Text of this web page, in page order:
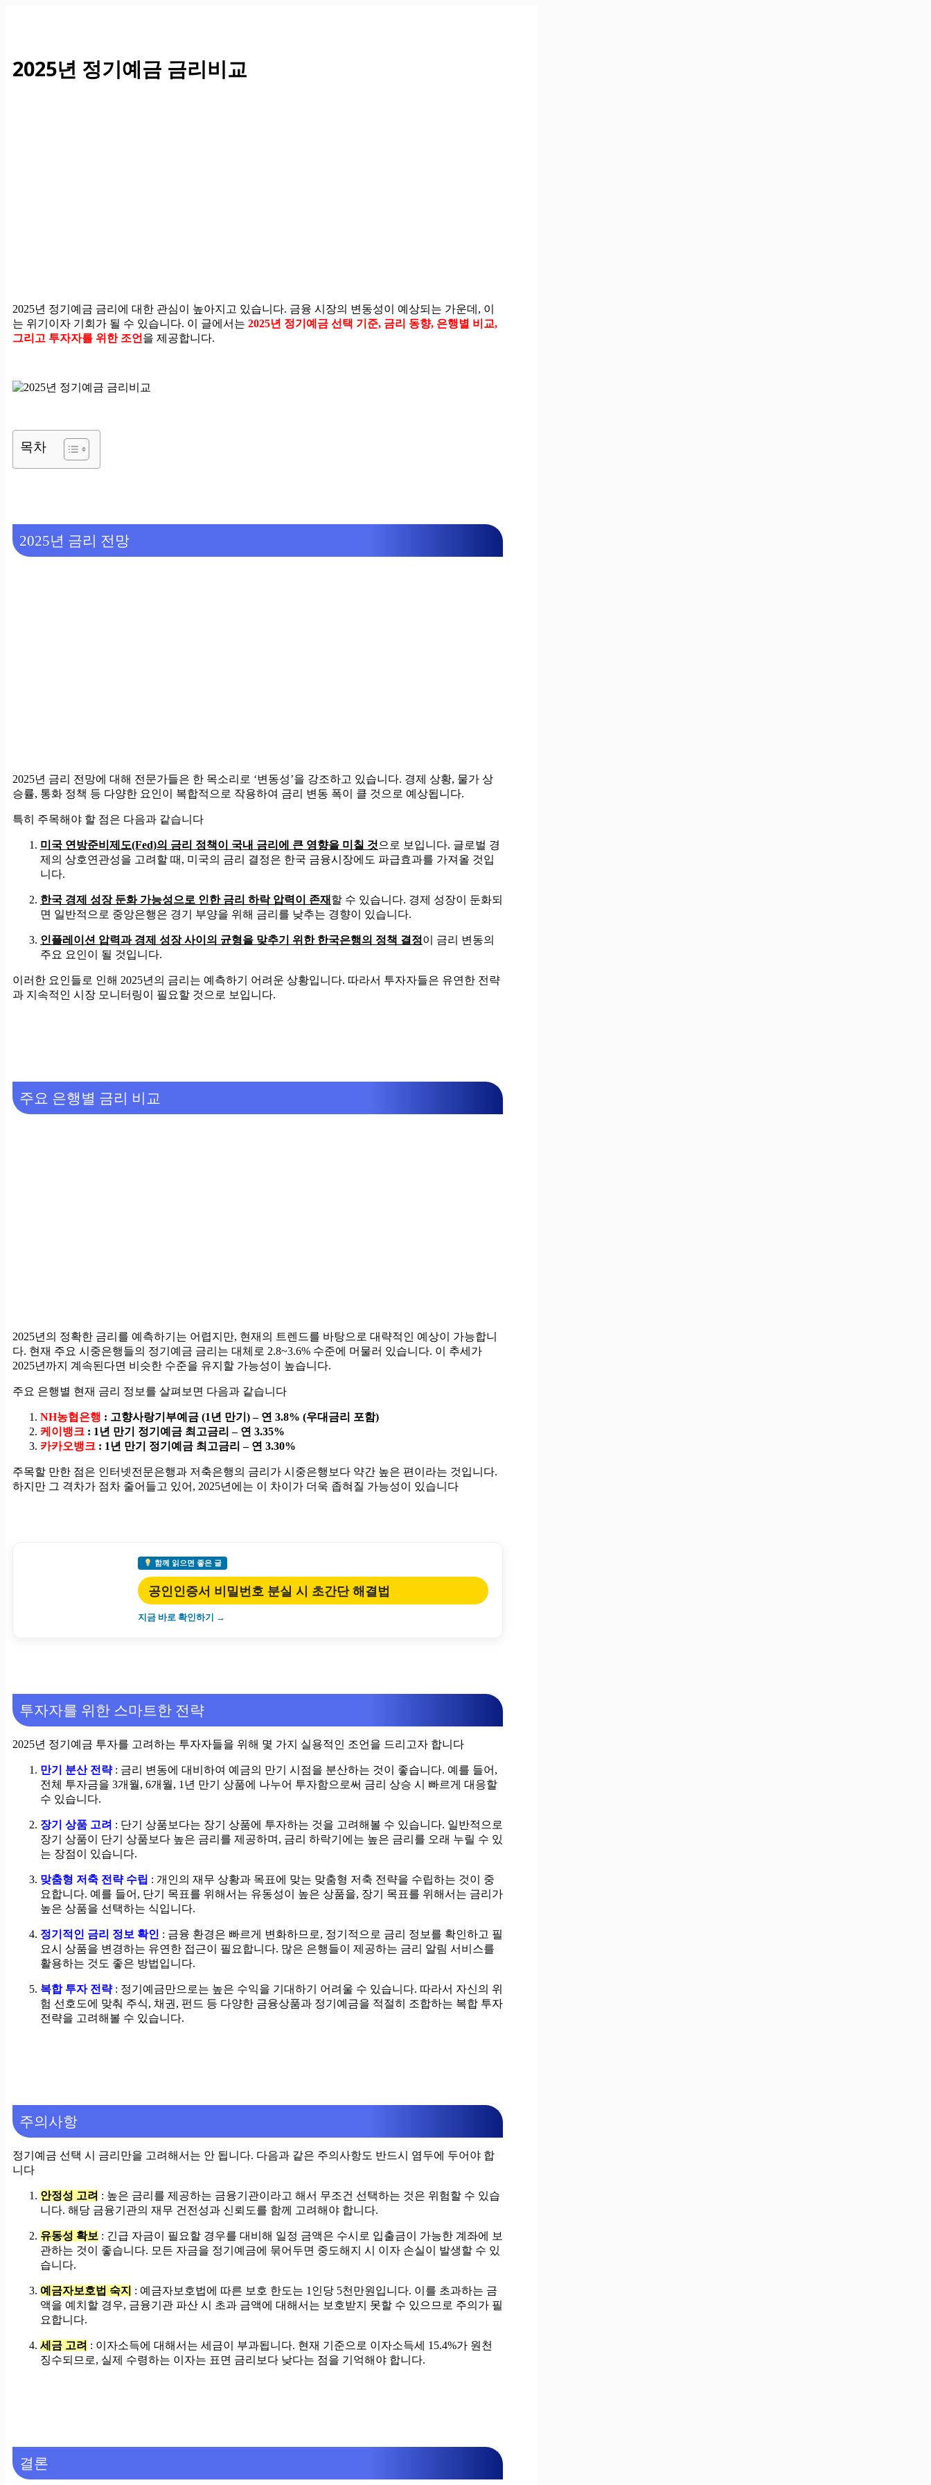
건2025년 정기예금 금리비교
2025년 정기예금 금리에 대한 관심이 높아지고 있습니다. 금융 시장의 변동성이 예상되는 가운데, 이
는 위기이자 기회가 될 수 있습니다. 이 글에서는 2025년 정기예금 선택 기준, 금리 동향, 은행별 비교,
그리고 투자자를 위한 조언 을 제공합니다.
목차
2025년 금리 전망
2025년 금리 전망에 대해 전문가들은 한 목소리로 ‘변동성’을 강조하고 있습니다. 경제 상황, 물가 상
승률, 통화 정책 등 다양한 요인이 복합적으로 작용하여 금리 변동 폭이 클 것으로 예상됩니다.
특히 주목해야 할 점은 다음과 같습니다
미국 연방준비제도(Fed)의 금리 정책이 국내 금리에 큰 영향을 미칠 것으로 보입니다. 글로벌 경
제의 상호연관성을 고려할 때, 미국의 금리 결정은 한국 금융시장에도 파급효과를 가져올 것입
니다.
한국 경제 성장 둔화 가능성으로 인한 금리 하락 압력이 존재 할 수 있습니다. 경제 성장이 둔화되
면 일반적으로 중앙은행은 경기 부양을 위해 금리를 낮추는 경향이 있습니다.
인플레이션 압력과 경제 성장 사이의 균형을 맞추기 위한 한국은행의 정책 결정이 금리 변동의
주요 요인이 될 것입니다.
이러한 요인들로 인해 2025년의 금리는 예측하기 어려운 상황입니다. 따라서 투자자들은 유연한 전략
과 지속적인 시장 모니터링이 필요할 것으로 보입니다.
주요 은행별 금리 비교
2025년의 정확한 금리를 예측하기는 어렵지만, 현재의 트렌드를 바탕으로 대략적인 예상이 가능합니
다. 현재 주요 시중은행들의 정기예금 금리는 대체로 2.8~3.6% 수준에 머물러 있습니다. 이 추세가
2025년까지 계속된다면 비슷한 수준을 유지할 가능성이 높습니다.
주요 은행별 현재 금리 정보를 살펴보면 다음과 같습니다
NH농협은행 : 고향사랑기부예금 (1년 만기) – 연 3.8% (우대금리 포함)
케이뱅크 : 1년 만기 정기예금 최고금리 – 연 3.35%
카카오뱅크 : 1년 만기 정기예금 최고금리 – 연 3.30%
주목할 만한 점은 인터넷전문은행과 저축은행의 금리가 시중은행보다 약간 높은 편이라는 것입니다.
하지만 그 격차가 점차 줄어들고 있어, 2025년에는 이 차이가 더욱 좁혀질 가능성이 있습니다
함께 읽으면 좋은 글
공인인증서 비밀번호 분실 시 초간단 해결법
지금 바로 확인하기 →
투자자를 위한 스마트한 전략
2025년 정기예금 투자를 고려하는 투자자들을 위해 몇 가지 실용적인 조언을 드리고자 합니다
만기 분산 전략: 금리 변동에 대비하여 예금의 만기 시점을 분산하는 것이 좋습니다. 예를 들어,
전체 투자금을 3개월, 6개월, 1년 만기 상품에 나누어 투자함으로써 금리 상승 시 빠르게 대응할
수 있습니다.
장기 상품 고려 : 단기 상품보다는 장기 상품에 투자하는 것을 고려해볼 수 있습니다. 일반적으로
장기 상품이 단기 상품보다 높은 금리를 제공하며, 금리 하락기에는 높은 금리를 오래 누릴 수 있
는 장점이 있습니다.
맞춤형 저축 전략 수립 : 개인의 재무 상황과 목표에 맞는 맞춤형 저축 전략을 수립하는 것이 중
요합니다. 예를 들어, 단기 목표를 위해서는 유동성이 높은 상품을, 장기 목표를 위해서는 금리가
높은 상품을 선택하는 식입니다.
정기적인 금리 정보 확인 : 금융 환경은 빠르게 변화하므로, 정기적으로 금리 정보를 확인하고 필
요시 상품을 변경하는 유연한 접근이 필요합니다. 많은 은행들이 제공하는 금리 알림 서비스를
활용하는 것도 좋은 방법입니다.
복합 투자 전략 : 정기예금만으로는 높은 수익을 기대하기 어려울 수 있습니다. 따라서 자신의 위
험 선호도에 맞춰 주식, 채권, 펀드 등 다양한 금융상품과 정기예금을 적절히 조합하는 복합 투자
전략을 고려해볼 수 있습니다.
주의사항
정기예금 선택 시 금리만을 고려해서는 안 됩니다. 다음과 같은 주의사항도 반드시 염두에 두어야 합
니다
안정성 고려 : 높은 금리를 제공하는 금융기관이라고 해서 무조건 선택하는 것은 위험할 수 있습
니다. 해당 금융기관의 재무 건전성과 신뢰도를 함께 고려해야 합니다.
유동성 확보 : 긴급 자금이 필요할 경우를 대비해 일정 금액은 수시로 입출금이 가능한 계좌에 보
관하는 것이 좋습니다. 모든 자금을 정기예금에 묶어두면 중도해지 시 이자 손실이 발생할 수 있
습니다.
예금자보호법 숙지 : 예금자보호법에 따른 보호 한도는 1인당 5천만원입니다. 이를 초과하는 금
액을 예치할 경우, 금융기관 파산 시 초과 금액에 대해서는 보호받지 못할 수 있으므로 주의가 필
요합니다.
세금 고려 : 이자소득에 대해서는 세금이 부과됩니다. 현재 기준으로 이자소득세 15.4%가 원천
징수되므로, 실제 수령하는 이자는 표면 금리보다 낮다는 점을 기억해야 합니다.
결론